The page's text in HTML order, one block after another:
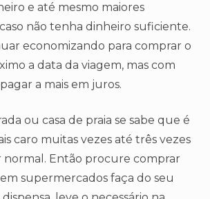
e até mesmo maiores
não tenha dinheiro suficiente.
economizando para comprar o
a data da viagem, mas com
a mais em juros.
ou casa de praia se sabe que é
caro muitas vezes até três vezes
normal. Então procure comprar
supermercados faça do seu